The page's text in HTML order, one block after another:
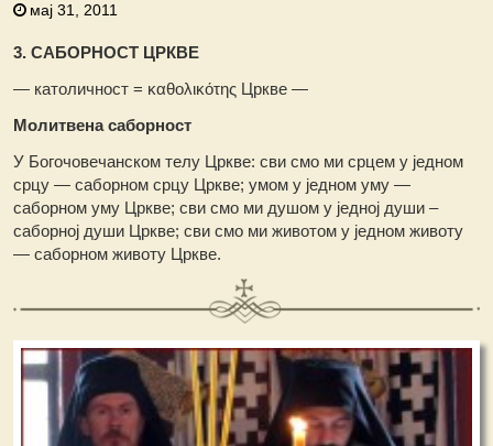
мај 31, 2011
3. САБОРНОСТ ЦРКВЕ
— католичност = καθολικότης Цркве —
Молитвена саборност
У Богочовечанском телу Цркве: сви смо ми срцем у једном
срцу — саборном срцу Цркве; умом у једном уму —
саборном уму Цркве; сви смо ми душом у једној души –
саборној души Цркве; сви смо ми животом у једном животу
— саборном животу Цркве.